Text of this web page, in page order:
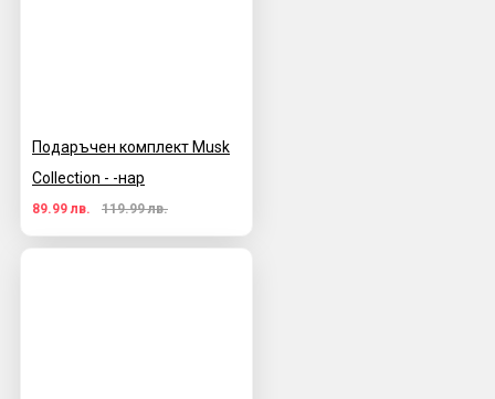
Подаръчен комплект Musk
Collection - -нар
89.99 лв. 119.99 лв.